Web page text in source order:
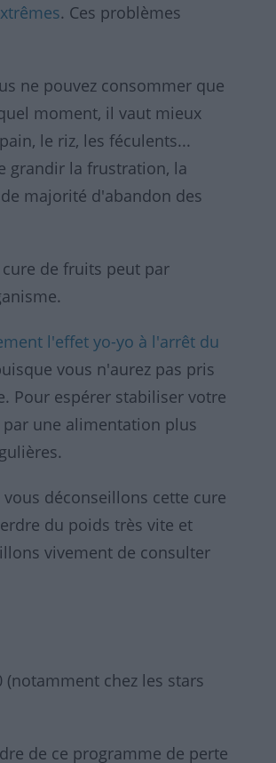
. Ces problèmes
ne pouvez consommer que
moment, il vaut mieux
le riz, les féculents...
grandir la frustration, la
majorité d'abandon des
de fruits peut par
l'effet yo-yo à l'arrêt du
vous n'aurez pas pris
Pour espérer stabiliser votre
une alimentation plus
déconseillons cette cure
du poids très vite et
vivement de consulter
(notamment chez les stars
de ce programme de perte